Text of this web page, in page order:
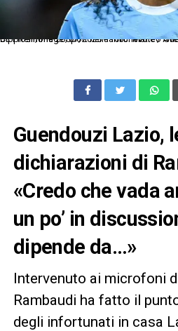
Dc Frosinone 26/07/2025 - amichevole / Avellino-Lazio / foto Domenico Cippitelli/Image Sport nella foto:
Guendouzi Lazio,
dichiarazioni di
«Credo che vada
un po’ in
dipende da…»
Intervenuto ai microfoni
Rambaudi ha fatto il
degli infortunati in casa